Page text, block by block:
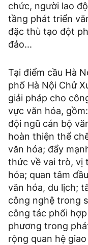
chức, người lao
tầng phát triển
đặc thù tạo đột
đảo...
Tại điểm cầu Hà
phố Hà Nội Chử
giải pháp cho
vực văn hóa,
đội ngũ cán bộ
hoàn thiện thể
văn hóa; đẩy
thức về vai trò, vị
hóa; quan tâm
văn hóa, du lịch;
công nghệ trong
công tác phối
phương trong
rộng quan hệ